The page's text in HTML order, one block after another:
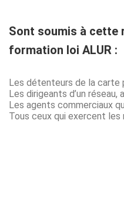
Sont soumis à cette
formation loi ALUR :
Les détenteurs de la carte
Les dirigeants d’un réseau,
Les agents commerciaux
Tous ceux qui exercent les